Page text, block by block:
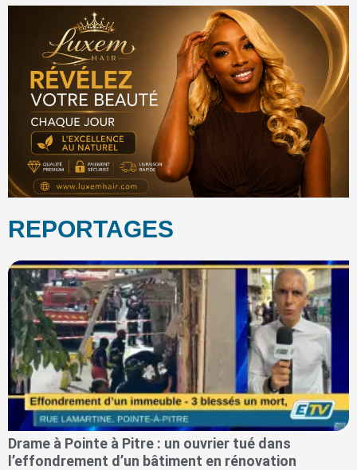
REPORTAGES
Drame à Pointe à Pitre : un ouvrier tué dans
l’effondrement d’un bâtiment en rénovation